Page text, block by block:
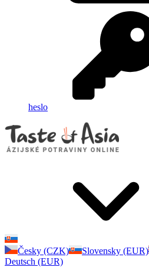
heslo
Česky (CZK)
Slovensky (EUR)
Deutsch (EUR)